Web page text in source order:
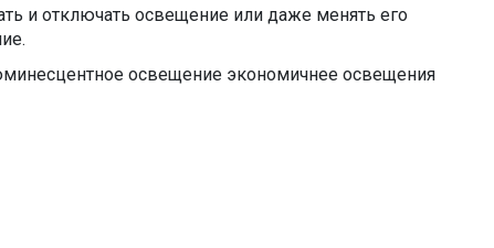
и отключать освещение или даже менять его
освещение экономичнее освещения